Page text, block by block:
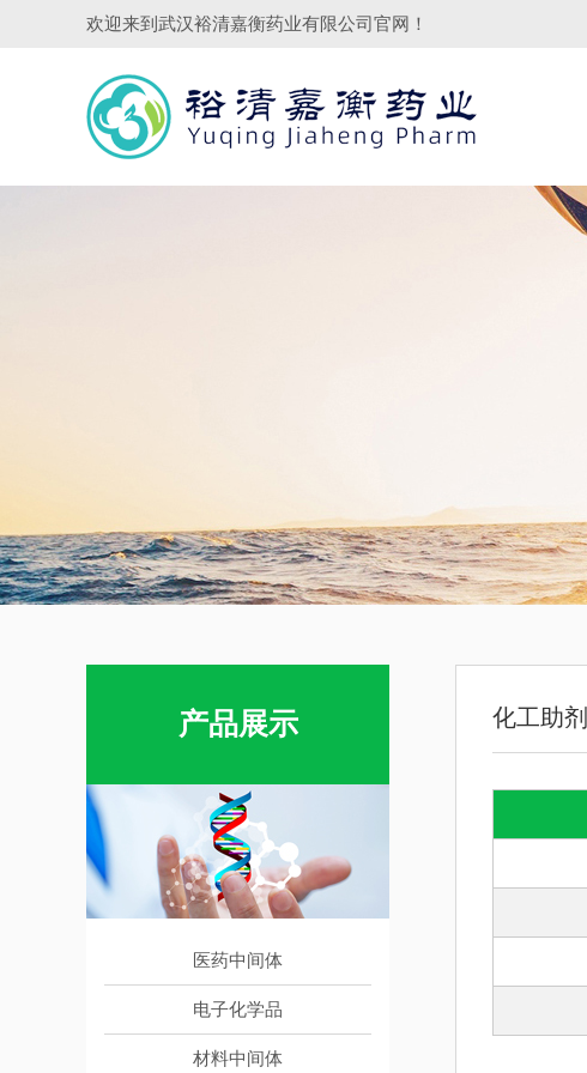
欢迎来到 武汉裕清嘉衡药业有限公司 官网！
产品展示
医药中间体
电子化学品
材料中间体
化工助剂